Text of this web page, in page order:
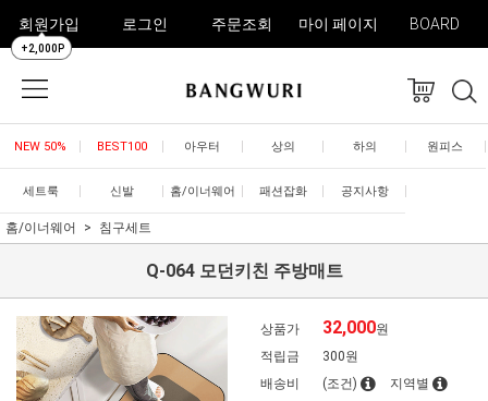
회원가입
+2,000P
로그인 주문조회 마이 페이지 BOARD
NEW 50% BEST100 아우터 상의 하의 원피스
세트룩 신발 홈/이너웨어 패션잡화 공지사항
홈/이너웨어 침구세트
Q-064 모던키친 주방매트
상품가 32,000원
적립금
300원
배송비
(조건) 지역별